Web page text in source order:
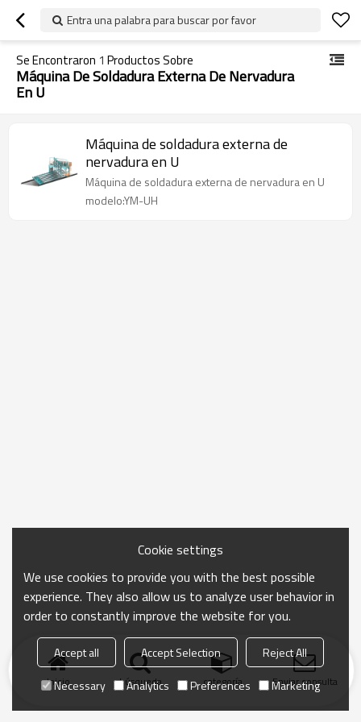
Entra una palabra para buscar por favor
Se Encontraron 1 Productos Sobre
Máquina De Soldadura Externa De Nervadura
En U
Máquina de soldadura externa de
nervadura en U
Máquina de soldadura externa de nervadura en U
modelo:YM-UH
Inicio búsqueda categoría Enviar consulta
Cookie settings
We use cookies to provide you with the best possible
experience. They also allow us to analyze user behavior in
order to constantly improve the website for you.
Accept all Accept Selection
Reject All
Necessary
Analytics Preferences Marketing